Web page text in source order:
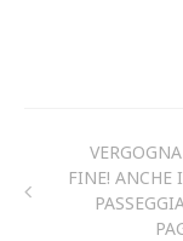
FINE! ANCHE